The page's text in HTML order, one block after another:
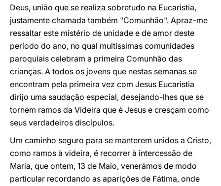
Deus, união que se realiza sobretudo na Eucaristia,
justamente chamada também "Comunhão". Apraz-me
ressaltar este mistério de unidade e de amor deste
período do ano, no qual muitíssimas comunidades
paroquiais celebram a primeira Comunhão das
crianças. A todos os jovens que nestas semanas se
encontram pela primeira vez com Jesus Eucaristia
dirijo uma saudação especial, desejando-lhes que se
tornem ramos da Videira que é Jesus e cresçam como
seus verdadeiros discípulos.
Um caminho seguro para se manterem unidos a Cristo,
como ramos à videira, é recorrer à intercessão de
Maria, que ontem, 13 de Maio, venerámos de modo
particular recordando as aparições de Fátima, onde